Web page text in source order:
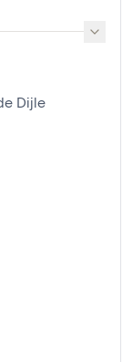
Dijle